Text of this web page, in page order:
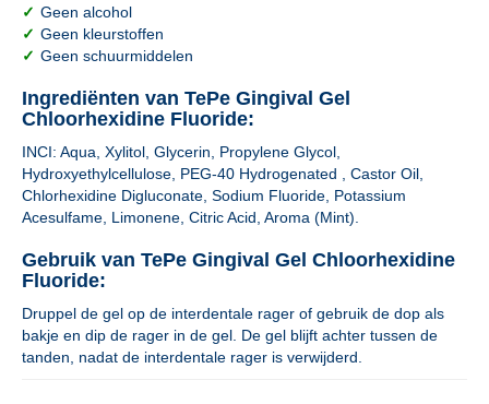
✓ Geen alcohol
✓ Geen kleurstoffen
✓ Geen schuurmiddelen
Ingrediënten van TePe Gingival Gel
Chloorhexidine Fluoride:
INCI: Aqua, Xylitol, Glycerin, Propylene Glycol,
Hydroxyethylcellulose, PEG-40 Hydrogenated , Castor Oil,
Chlorhexidine Digluconate, Sodium Fluoride, Potassium
Acesulfame, Limonene, Citric Acid, Aroma (Mint).
Gebruik van TePe Gingival Gel Chloorhexidine
Fluoride:
Druppel de gel op de interdentale rager of gebruik de dop als
bakje en dip de rager in de gel. De gel blijft achter tussen de
tanden, nadat de interdentale rager is verwijderd.